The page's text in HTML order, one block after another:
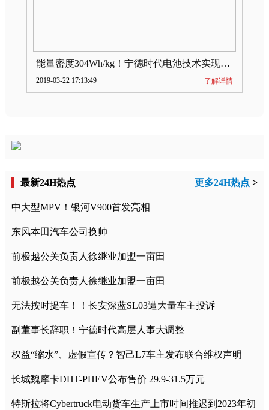
能量密度304Wh/kg！宁德时代电池技术实现突破
2019-03-22 17:13:49 了解详情
最新24H热点 更多24H热点 >
中大型MPV！银河V900首发亮相
东风本田汽车公司换帅
前极越公关负责人徐继业加盟一亩田
前极越公关负责人徐继业加盟一亩田
无法按时提车！！长安深蓝SL03遭大量车主投诉
副董事长辞职！宁德时代高层人事大调整
权益“缩水”、虚假宣传？智己L7车主发布联合维权声明
长城魏摩卡DHT-PHEV公布售价 29.9-31.5万元
特斯拉将Cybertruck电动货车生产上市时间推迟到2023年初